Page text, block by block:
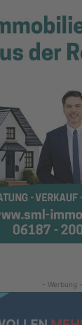
- Werbung -